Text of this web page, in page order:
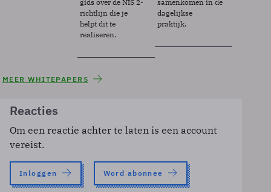
gids over de NIS 2-
richtlijn die je
helpt dit te
realiseren.
samenkomen in de
dagelijkse
praktijk.
MEER WHITEPAPERS
Reacties
Om een reactie achter te laten is een account
vereist.
Inloggen Word abonnee